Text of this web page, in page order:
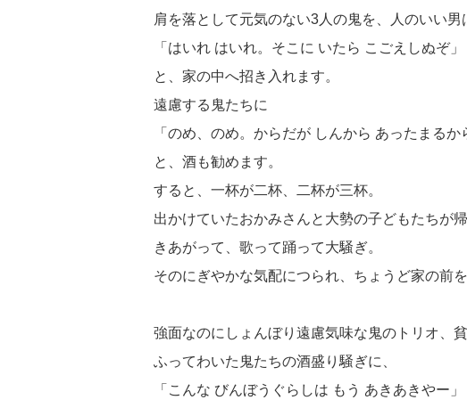
肩を落として元気のない3人の鬼を、人のいい男
「はいれ はいれ。そこに いたら こごえしぬぞ」
と、家の中へ招き入れます。
遠慮する鬼たちに
「のめ、のめ。からだが しんから あったまるか
と、酒も勧めます。
すると、一杯が二杯、二杯が三杯。
出かけていたおかみさんと大勢の子どもたちが
きあがって、歌って踊って大騒ぎ。
そのにぎやかな気配につられ、ちょうど家の前
強面なのにしょんぼり遠慮気味な鬼のトリオ、
ふってわいた鬼たちの酒盛り騒ぎに、
「こんな びんぼうぐらしは もう あきあきやー」